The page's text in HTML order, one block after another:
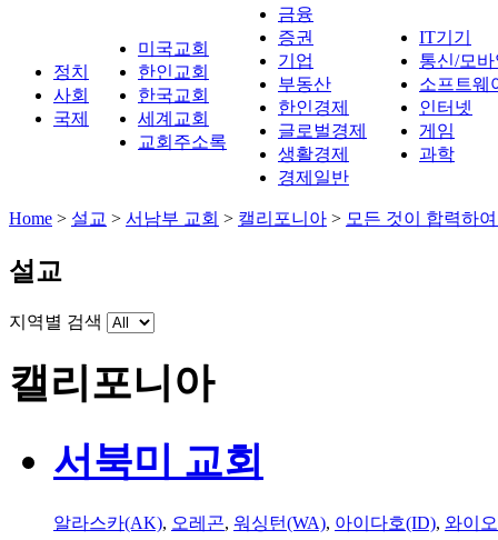
정치
사회
국제
미국교회
한인교회
한국교회
세계교회
교회주소록
금융
증권
기업
부동산
한인경제
글로벌경제
생활경제
경제일반
IT기기
통신/모
소프트웨
인터넷
게임
과학
Home > 설교 > 서남부 교회 > 캘리포니아 > 모든 것이
설교
지역별 검색
캘리포니아
서북미 교회
알라스카(AK), 오레곤, 워싱턴(WA), 아이다호(ID), 와이